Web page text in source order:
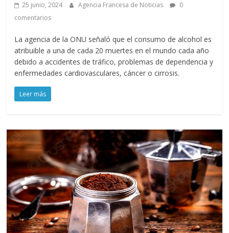
25 junio, 2024 Agencia Francesa de Noticias
0
comentarios
La agencia de la ONU señaló que el consumo de alcohol es
atribuible a una de cada 20 muertes en el mundo cada año
debido a accidentes de tráfico, problemas de dependencia y
enfermedades cardiovasculares, cáncer o cirrosis.
Leer más